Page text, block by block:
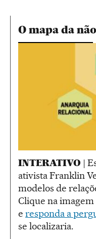
O mapa da
INTERATIVO |
ativista Franklin
modelos de
Clique na
e responda a
se localizaria.